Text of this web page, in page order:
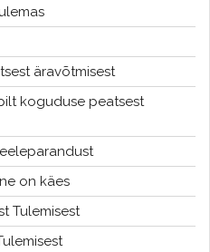
äravõtmisest
koguduse peatsest
on käes
Tulemisest